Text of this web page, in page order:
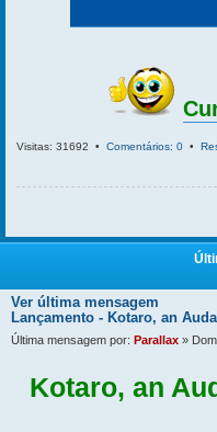
Visitas: 31692 • Comentários: 0 •
Ver última mensagem
Lançamento - Kotaro, an
Última mensagem por: Parallax »
Kotaro, an